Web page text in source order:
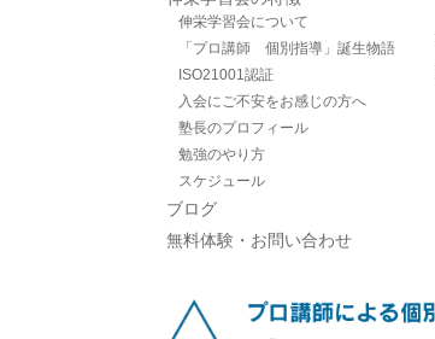
伸栄学習会について
「プロ講師 個別指導」誕生物語
ISO21001認証
入会にご不安をお感じの方へ
塾長のプロフィール
勉強のやり方
スケジュール
ブログ
無料体験・お問い合わせ